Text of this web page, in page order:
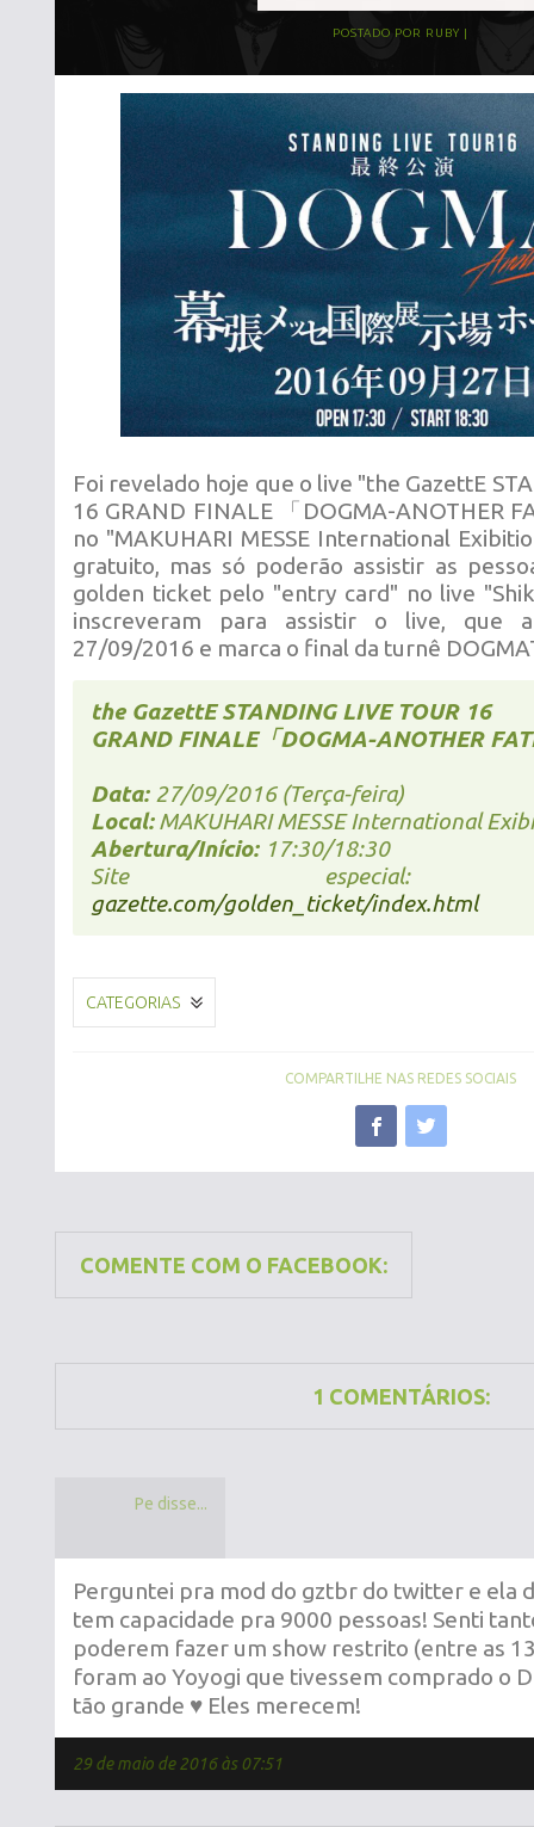
POSTADO POR RUBY
Foi revelado hoje que o live "the GazettE
16 GRAND FINALE 「DOGMA-ANOTHER
no "MAKUHARI MESSE International
gratuito, mas só poderão assistir as
golden ticket pelo "entry card" no live
inscreveram para assistir o live, que
27/09/2016 e marca o final da turnê
the GazettE STANDING LIVE TOUR 16
GRAND FINALE「DOGMA-ANOTHER
Data: 27/09/2016 (Terça-feira)
Local:MAKUHARI MESSE International
Abertura/Início: 17:30/18:30
Site especial:
gazette.com/golden_ticket/index.html
CATEGORIAS
COMPARTILHE NAS REDES SOCIAIS
COMENTE COM O FACEBOOK:
1 COMENTÁRIOS:
Pe disse...
Perguntei pra mod do gztbr do twitter e ela
tem capacidade pra 9000 pessoas! Senti
poderem fazer um show restrito (entre as
foram ao Yoyogi que tivessem comprado o
tão grande ♥ Eles merecem!
29 de maio de 2016 às 07:51